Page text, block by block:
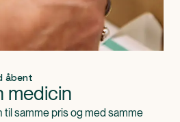
åbent
medicin
samme pris og med samme